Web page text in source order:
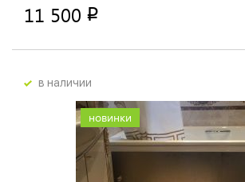
11 500 p
в наличии
новинки